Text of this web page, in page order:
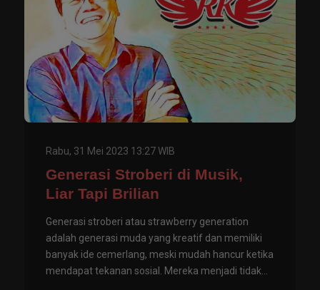
Rabu, 31 Mei 2023 13:27 WIB
Generasi Stroberi di Musik,
Liar Tapi Brilian
Generasi stroberi atau strawberry generation
adalah generasi muda yang kreatif dan memiliki
banyak ide cemerlang, meski mudah hancur ketika
mendapat tekanan sosial. Mereka menjadi tidak...